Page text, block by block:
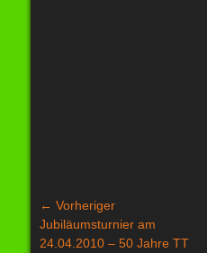
Beitragsnavigation
← Vorheriger
Vorheriger
Beitrag:
Jubiläumsturnier am
24.04.2010 – 50 Jahre TT